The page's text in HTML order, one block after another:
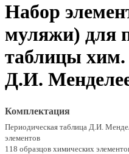
Набор
муляжи) для
таблицы
Д.И.
Комплектация
Периодическая таблица Д.И.
элементов
118 образцов химических